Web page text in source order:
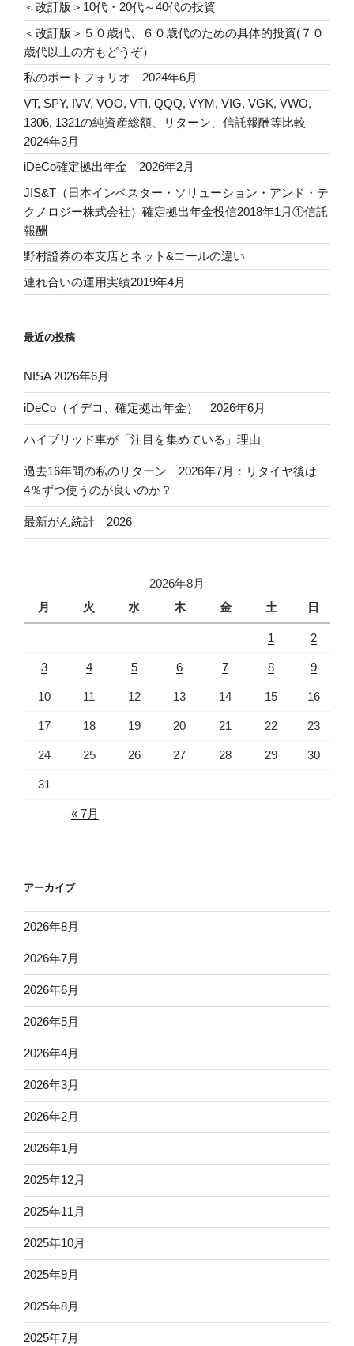
＜改訂版＞10代・20代～40代の投資
＜改訂版＞５０歳代、６０歳代のための具体的投資(７０
歳代以上の方もどうぞ）
私のポートフォリオ 2024年6月
VT, SPY, IVV, VOO, VTI, QQQ, VYM, VIG, VGK, VWO,
1306, 1321の純資産総額、リターン、信託報酬等比較
2024年3月
iDeCo確定拠出年金 2026年2月
JIS&T（日本インベスター・ソリューション・アンド・テ
クノロジー株式会社）確定拠出年金投信2018年1月①信託
報酬
野村證券の本支店とネット&コールの違い
連れ合いの運用実績2019年4月
最近の投稿
NISA 2026年6月
iDeCo（イデコ、確定拠出年金） 2026年6月
ハイブリッド車が「注目を集めている」理由
過去16年間の私のリターン 2026年7月：リタイヤ後は
4％ずつ使うのが良いのか？
最新がん統計 2026
2026年8月
月
火 水 木 金 土 日
1 2
3 4 5 6 7 8 9
10 11 12 13 14 15 16
17 18 19 20 21 22 23
24 25 26 27 28 29 30
31
« 7月
アーカイブ
2026年8月
2026年7月
2026年6月
2026年5月
2026年4月
2026年3月
2026年2月
2026年1月
2025年12月
2025年11月
2025年10月
2025年9月
2025年8月
2025年7月